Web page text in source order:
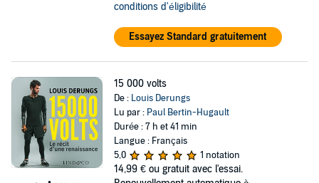
conditions d'éligibilité
Essayez Standard gratuitement
15 000 volts
De : Louis Derungs
Lu par : Paul Bertin-Hugault
Durée : 7 h et 41 min
Langue : Français
5,0
1 notation
14,99 € ou gratuit avec l'essai.